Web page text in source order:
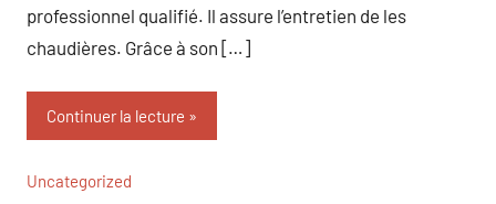
professionnel qualifié. Il assure l’entretien de les
chaudières. Grâce à son […]
Continuer la lecture
Uncategorized